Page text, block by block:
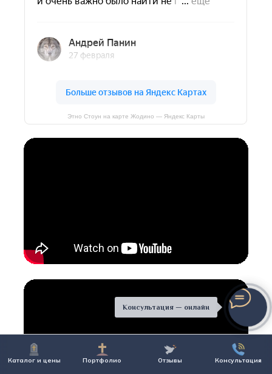
Каталог и цены Портфолио Отзывы Консультация
Консультация — онлайн
Этно Стоун на карте Жодино — Яндекс Карты